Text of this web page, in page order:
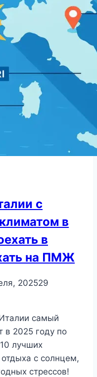
с
в
в
на ПМЖ
202529
самый
в 2025 году по
лучших
с солнцем,
стрессов!